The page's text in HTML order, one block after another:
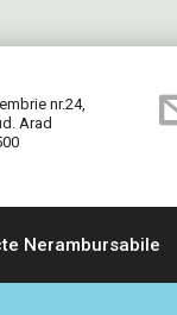
nr.24,
Arad
Nerambursabile